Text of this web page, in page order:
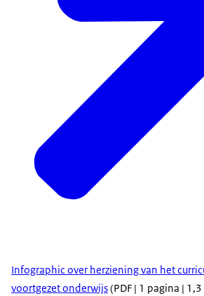
Infographic over herziening van het
voortgezet onderwijs(PDF | 1 pagina | 1,3